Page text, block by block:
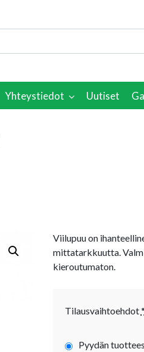
Yhteystiedot Uutiset
Viilupuu on
mittatarkkuutta.
kieroutumaton.
Tilausvaihtoehdot*
Pyydän